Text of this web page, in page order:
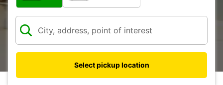
Select pickup location